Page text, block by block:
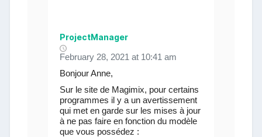
ProjectManager
February 28, 2021 at 10:41 am
Bonjour Anne,
Sur le site de Magimix, pour certains
programmes il y a un avertissement
qui met en garde sur les mises à jour
à ne pas faire en fonction du modèle
que vous possédez :